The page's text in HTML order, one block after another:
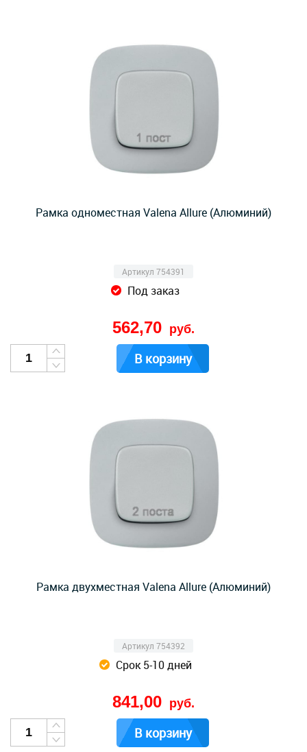
Рамка одноместная Valena Allure (Алюминий)
Артикул 754391
Под заказ
562,70 руб.
В корзину
Рамка двухместная Valena Allure (Алюминий)
Артикул 754392
Срок 5-10 дней
841,00 руб.
В корзину